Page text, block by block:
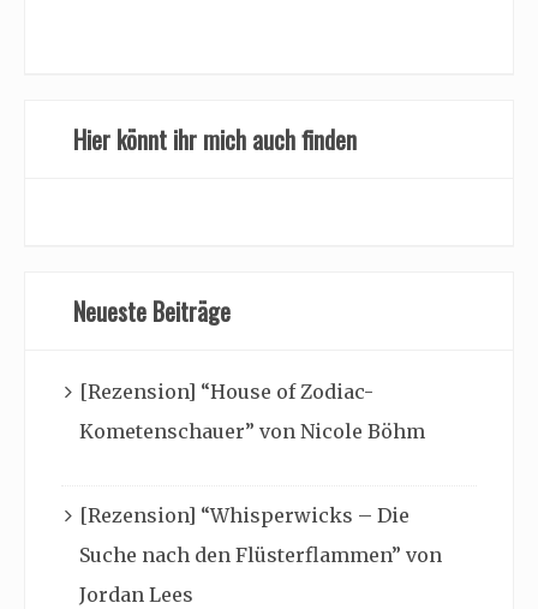
Hier könnt ihr mich auch finden
Neueste Beiträge
[Rezension] “House of Zodiac-
Kometenschauer” von Nicole Böhm
[Rezension] “Whisperwicks – Die
Suche nach den Flüsterflammen” von
Jordan Lees